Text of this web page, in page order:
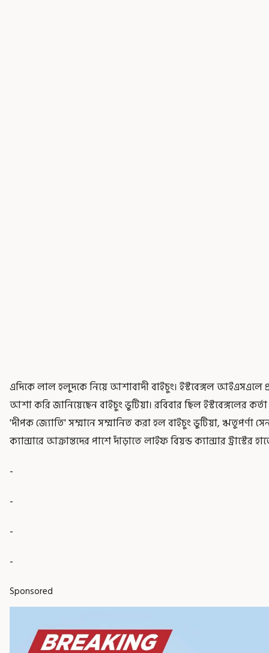
এদিকে লাল হলুদকে নিয়ে আশাবাদী বাইচুং। ইস্টবেঙ্গল আইএসএলে
আশা করি জানিয়েছেন বাইচুং ভুটিয়া। রবিবার ছিল ইস্টবেঙ্গলের
'দীপক জ্যোতি' সম্মানে সম্মানিত করা হল বাইচুং ভুটিয়া, ঋতুপর্ণা
ক্যান্সারে আক্রান্তদের পাশে দাঁড়াতে লাইফ বিয়ন্ড ক্যান্সার
-
-
-
-
Sponsored